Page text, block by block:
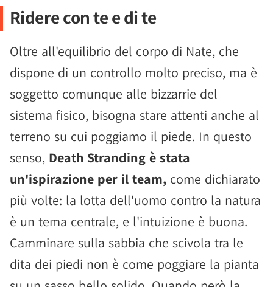
Ridere con te e di te
Oltre all'equilibrio del corpo di Nate, che
dispone di un controllo molto preciso, ma è
soggetto comunque alle bizzarrie del
sistema fisico, bisogna stare attenti anche al
terreno su cui poggiamo il piede. In questo
senso, Death Stranding è stata
un'ispirazione per il team, come dichiarato
più volte: la lotta dell'uomo contro la natura
è un tema centrale, e l'intuizione è buona.
Camminare sulla sabbia che scivola tra le
dita dei piedi non è come poggiare la pianta